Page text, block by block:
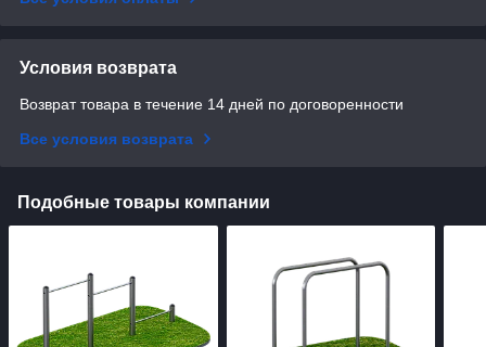
Условия возврата
Возврат товара в течение 14 дней по договоренности
Все условия возврата
Подобные товары компании